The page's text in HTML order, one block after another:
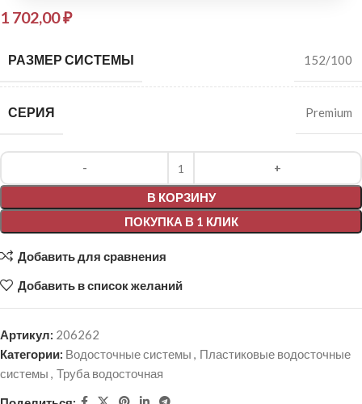
1 702,00₽
РАЗМЕР СИСТЕМЫ 152/100
СЕРИЯ Premium
В КОРЗИНУ
ПОКУПКА В 1 КЛИК
Alternative:
Добавить для сравнения
Добавить в список желаний
Артикул: 206262
Категории: Водосточные системы , Пластиковые водосточные
системы , Труба водосточная